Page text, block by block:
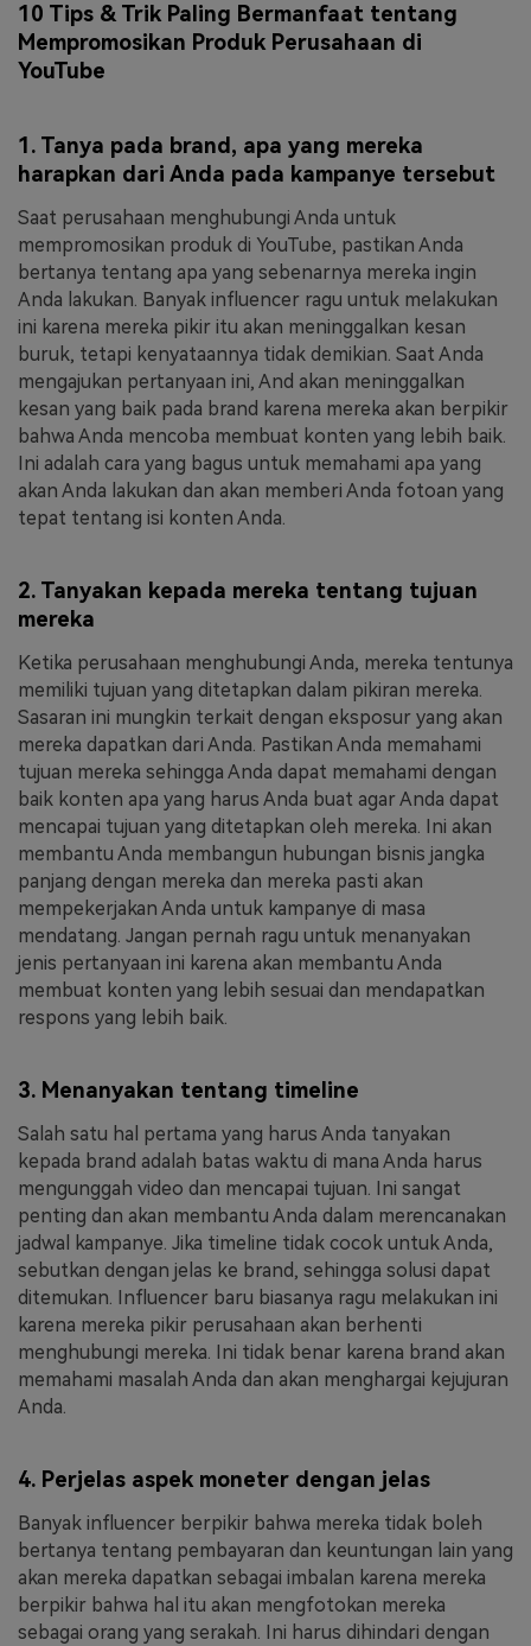
10 Tips & Trik Paling Bermanfaat tentang
Mempromosikan Produk Perusahaan di
YouTube
1. Tanya pada brand, apa yang mereka
harapkan dari Anda pada kampanye tersebut
Saat perusahaan menghubungi Anda untuk
mempromosikan produk di YouTube, pastikan Anda
bertanya tentang apa yang sebenarnya mereka ingin
Anda lakukan. Banyak influencer ragu untuk melakukan
ini karena mereka pikir itu akan meninggalkan kesan
buruk, tetapi kenyataannya tidak demikian. Saat Anda
mengajukan pertanyaan ini, And akan meninggalkan
kesan yang baik pada brand karena mereka akan berpikir
bahwa Anda mencoba membuat konten yang lebih baik.
Ini adalah cara yang bagus untuk memahami apa yang
akan Anda lakukan dan akan memberi Anda fotoan yang
tepat tentang isi konten Anda.
2. Tanyakan kepada mereka tentang tujuan
mereka
Ketika perusahaan menghubungi Anda, mereka tentunya
memiliki tujuan yang ditetapkan dalam pikiran mereka.
Sasaran ini mungkin terkait dengan eksposur yang akan
mereka dapatkan dari Anda. Pastikan Anda memahami
tujuan mereka sehingga Anda dapat memahami dengan
baik konten apa yang harus Anda buat agar Anda dapat
mencapai tujuan yang ditetapkan oleh mereka. Ini akan
membantu Anda membangun hubungan bisnis jangka
panjang dengan mereka dan mereka pasti akan
mempekerjakan Anda untuk kampanye di masa
mendatang. Jangan pernah ragu untuk menanyakan
jenis pertanyaan ini karena akan membantu Anda
membuat konten yang lebih sesuai dan mendapatkan
respons yang lebih baik.
3. Menanyakan tentang timeline
Salah satu hal pertama yang harus Anda tanyakan
kepada brand adalah batas waktu di mana Anda harus
mengunggah video dan mencapai tujuan. Ini sangat
penting dan akan membantu Anda dalam merencanakan
jadwal kampanye. Jika timeline tidak cocok untuk Anda,
sebutkan dengan jelas ke brand, sehingga solusi dapat
ditemukan. Influencer baru biasanya ragu melakukan ini
karena mereka pikir perusahaan akan berhenti
menghubungi mereka. Ini tidak benar karena brand akan
memahami masalah Anda dan akan menghargai kejujuran
Anda.
4. Perjelas aspek moneter dengan jelas
Banyak influencer berpikir bahwa mereka tidak boleh
bertanya tentang pembayaran dan keuntungan lain yang
akan mereka dapatkan sebagai imbalan karena mereka
berpikir bahwa hal itu akan mengfotokan mereka
sebagai orang yang serakah. Ini harus dihindari dengan